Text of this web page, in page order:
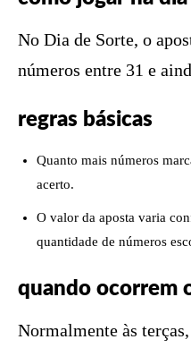
No Dia de Sorte, o
números entre 31 e
regras básicas
Quanto mais números
acerto.
O valor da aposta varia
quantidade de números
quando ocorrem
Normalmente às